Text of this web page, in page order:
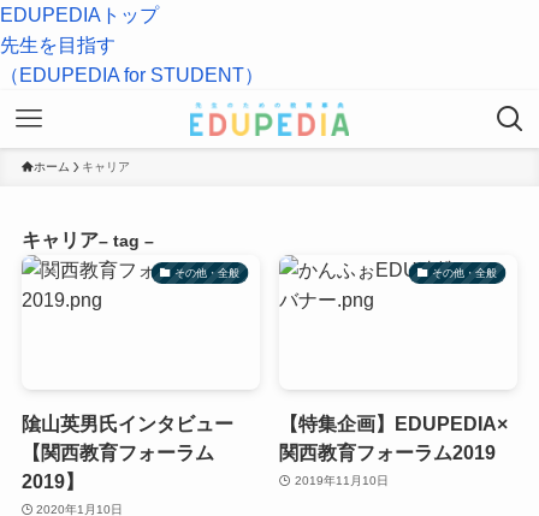
EDUPEDIAトップ
先生を目指す
（EDUPEDIA for STUDENT）
ホーム キャリア
キャリア– tag –
その他・全般
隂山英男氏インタビュー
【関西教育フォーラム
2019】
2020年1月10日
その他・全般
【特集企画】EDUPEDIA×
関西教育フォーラム2019
2019年11月10日